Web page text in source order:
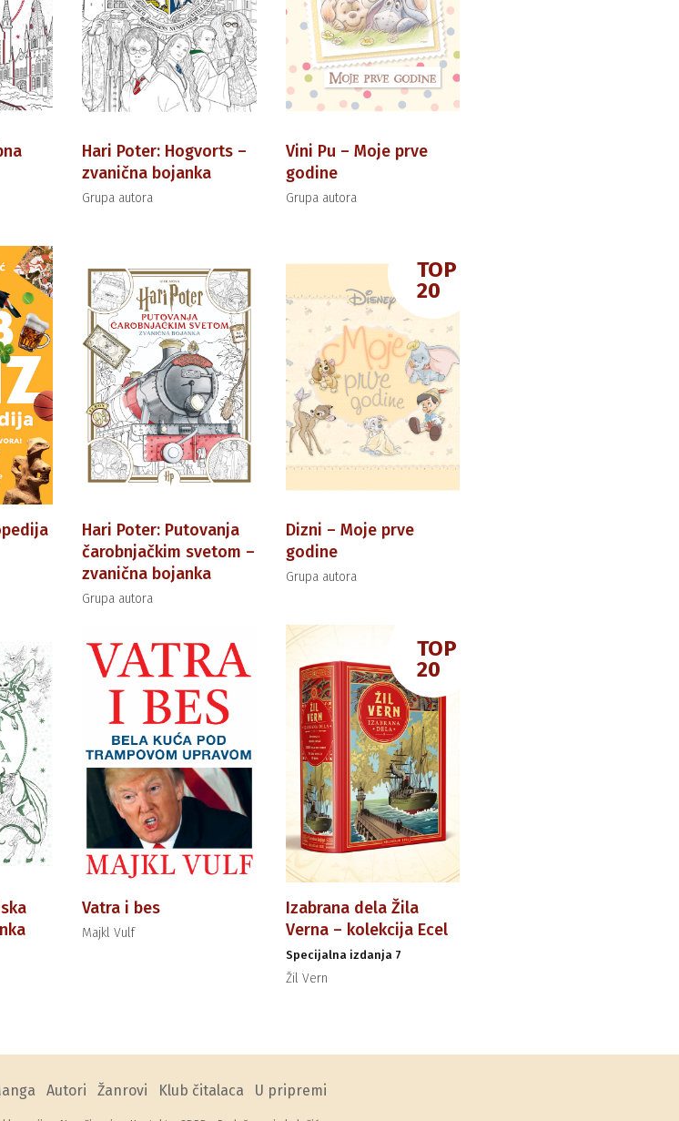
Hari Poter: Hogvorts –
zvanična bojanka
Grupa autora
Vini Pu – Moje prve
godine
Grupa autora
Hari Poter: Putovanja
čarobnjačkim svetom –
zvanična bojanka
Grupa autora
TOP
20
Dizni – Moje prve
godine
Grupa autora
Vatra i bes
Majkl Vulf
TOP
20
Izabrana dela Žila
Verna – kolekcija Ecel
Specijalna izdanja 7
Žil Vern
Autori Žanrovi Klub čitalaca U pripremi